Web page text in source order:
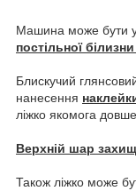
Машина може бути
постільної
Блискучий
нанесення
ліжко якомога
Верхній шар
Також ліжко може